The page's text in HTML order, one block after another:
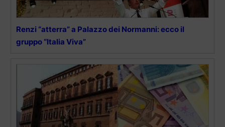
Renzi “atterra” a Palazzo dei Normanni: ecco il
gruppo “Italia Viva”